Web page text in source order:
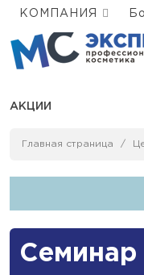
КОМПАНИЯ
АКЦИИ
Главная страница
Семинар